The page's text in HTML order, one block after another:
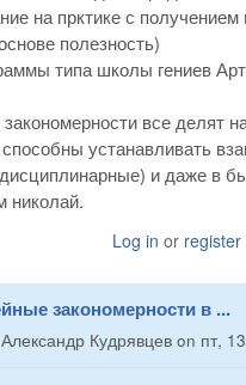
на прктике с
полезность)
типа школы гениев
все делят
устанавливать
и даже в
николай.
Log in or register
закономерности в ...
Александр Кудрявцев on пт,